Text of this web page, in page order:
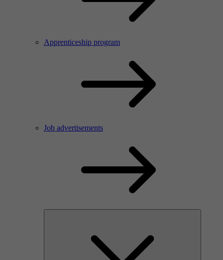
Apprenticeship program
Job advertisements